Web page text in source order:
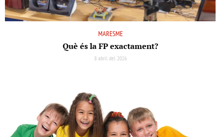
MARESME
Què és la FP exactament?
8 abril del 2026